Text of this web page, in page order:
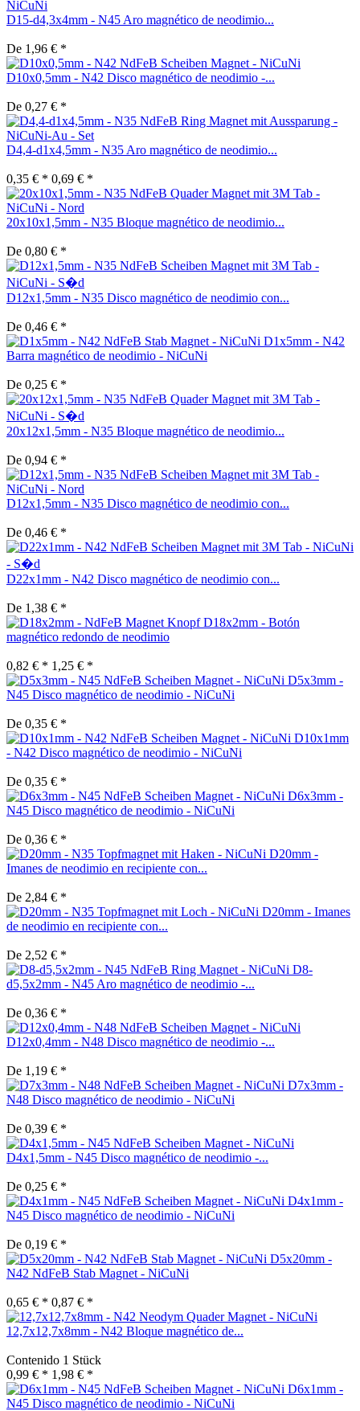
D15-d4,3x4mm - N45 Aro magnético de neodimio...
De 1,96 € *
D10x0,5mm - N42 Disco magnético de neodimio -...
De 0,27 € *
D4,4-d1x4,5mm - N35 Aro magnético de neodimio...
0,35 € * 0,69 € *
20x10x1,5mm - N35 Bloque magnético de neodimio...
De 0,80 € *
D12x1,5mm - N35 Disco magnético de neodimio con...
De 0,46 € *
D1x5mm - N42
Barra magnético de neodimio - NiCuNi
De 0,25 € *
20x12x1,5mm - N35 Bloque magnético de neodimio...
De 0,94 € *
D12x1,5mm - N35 Disco magnético de neodimio con...
De 0,46 € *
D22x1mm - N42 Disco magnético de neodimio con...
De 1,38 € *
D18x2mm - Botón
magnético redondo de neodimio
0,82 € * 1,25 € *
D5x3mm -
N45 Disco magnético de neodimio - NiCuNi
De 0,35 € *
D10x1mm
- N42 Disco magnético de neodimio - NiCuNi
De 0,35 € *
D6x3mm -
N45 Disco magnético de neodimio - NiCuNi
De 0,36 € *
D20mm -
Imanes de neodimio en recipiente con...
De 2,84 € *
D20mm - Imanes
de neodimio en recipiente con...
De 2,52 € *
D8-
d5,5x2mm - N45 Aro magnético de neodimio -...
De 0,36 € *
D12x0,4mm - N48 Disco magnético de neodimio -...
De 1,19 € *
D7x3mm -
N48 Disco magnético de neodimio - NiCuNi
De 0,39 € *
D4x1,5mm - N45 Disco magnético de neodimio -...
De 0,25 € *
D4x1mm -
N45 Disco magnético de neodimio - NiCuNi
De 0,19 € *
D5x20mm -
N42 NdFeB Stab Magnet - NiCuNi
0,65 € * 0,87 € *
12,7x12,7x8mm - N42 Bloque magnético de...
Contenido 1 Stück
0,99 € * 1,98 € *
D6x1mm -
N45 Disco magnético de neodimio - NiCuNi